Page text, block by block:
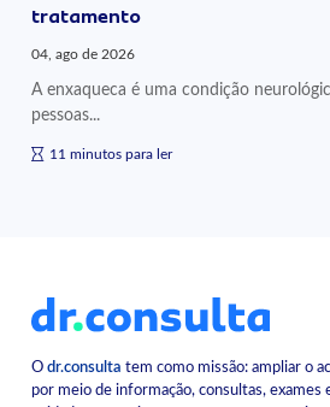
tratamento
04, ago de 2026
A enxaqueca é uma condição
pessoas...
11 minutos para ler
Odr.consulta tem como missão: ampliar o
por meio de informação, consultas, exames